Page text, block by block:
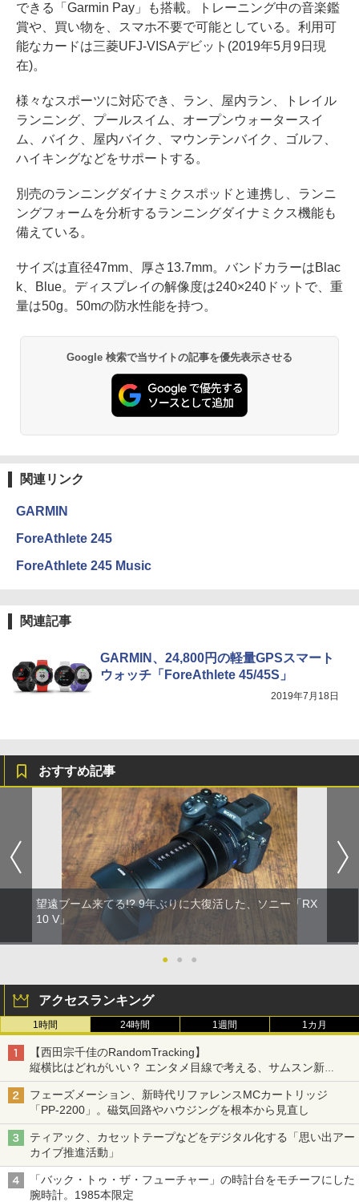
できる「Garmin Pay」も搭載。トレーニング中の音楽鑑
賞や、買い物を、スマホ不要で可能としている。利用可
能なカードは三菱UFJ-VISAデビット(2019年5月9日現
在)。
様々なスポーツに対応でき、ラン、屋内ラン、トレイル
ランニング、プールスイム、オープンウォータースイ
ム、バイク、屋内バイク、マウンテンバイク、ゴルフ、
ハイキングなどをサポートする。
別売のランニングダイナミクスポッドと連携し、ランニ
ングフォームを分析するランニングダイナミクス機能も
備えている。
サイズは直径47mm、厚さ13.7mm。バンドカラーはBlac
k、Blue。ディスプレイの解像度は240×240ドットで、重
量は50g。50mの防水性能を持つ。
Google 検索で当サイトの記事を優先表示させる
関連リンク
GARMIN
ForeAthlete 245
ForeAthlete 245 Music
関連記事
GARMIN、24,800円の軽量GPSスマート
ウォッチ「ForeAthlete 45/45S」
2019年7月18日
おすすめ記事
望遠ブーム来てる!? 9年ぶりに大復活した、ソニー「RX
10 V」
● ● ●
アクセスランキング
1時間 24時間 1週間 1カ月
【西田宗千佳のRandomTracking】
縦横比はどれがいい？ エンタメ目線で考える、サムスン新
「Galaxy Z Fold」
フェーズメーション、新時代リファレンスMCカートリッジ
「PP-2200」。磁気回路やハウジングを根本から見直し
ティアック、カセットテープなどをデジタル化する「思い出アー
カイブ推進活動」
「バック・トゥ・ザ・フューチャー」の時計台をモチーフにした
腕時計。1985本限定